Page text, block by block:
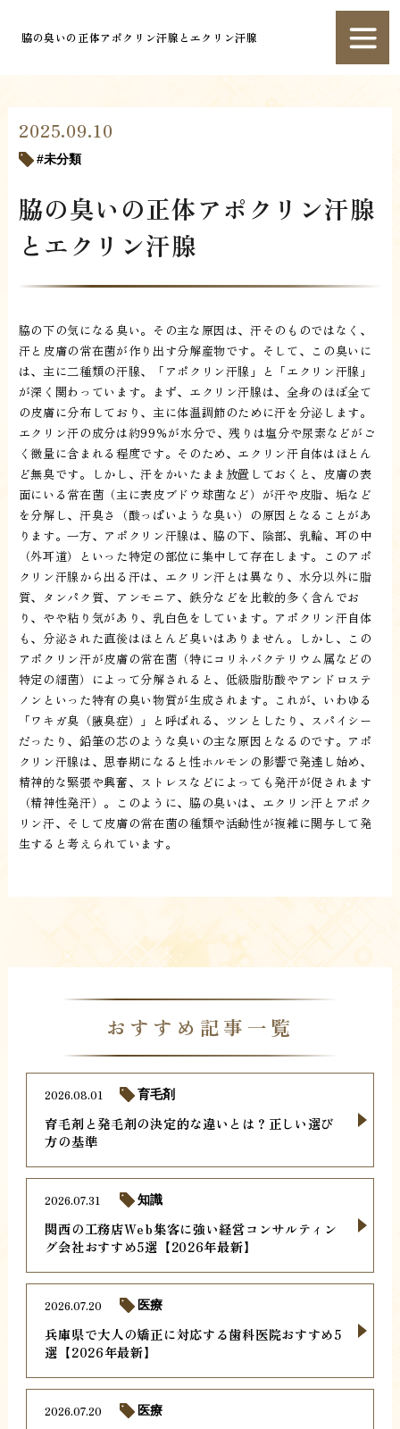
脇の臭いの正体アポクリン汗腺とエクリン汗腺
2025.09.10
未分類
脇の臭いの正体アポクリン汗腺
とエクリン汗腺
脇の下の気になる臭い。その主な原因は、汗そのものではなく、
汗と皮膚の常在菌が作り出す分解産物です。そして、この臭いに
は、主に二種類の汗腺、「アポクリン汗腺」と「エクリン汗腺」
が深く関わっています。まず、エクリン汗腺は、全身のほぼ全て
の皮膚に分布しており、主に体温調節のために汗を分泌します。
エクリン汗の成分は約99％が水分で、残りは塩分や尿素などがご
く微量に含まれる程度です。そのため、エクリン汗自体はほとん
ど無臭です。しかし、汗をかいたまま放置しておくと、皮膚の表
面にいる常在菌（主に表皮ブドウ球菌など）が汗や皮脂、垢など
を分解し、汗臭さ（酸っぱいような臭い）の原因となることがあ
ります。一方、アポクリン汗腺は、脇の下、陰部、乳輪、耳の中
（外耳道）といった特定の部位に集中して存在します。このアポ
クリン汗腺から出る汗は、エクリン汗とは異なり、水分以外に脂
質、タンパク質、アンモニア、鉄分などを比較的多く含んでお
り、やや粘り気があり、乳白色をしています。アポクリン汗自体
も、分泌された直後はほとんど臭いはありません。しかし、この
アポクリン汗が皮膚の常在菌（特にコリネバクテリウム属などの
特定の細菌）によって分解されると、低級脂肪酸やアンドロステ
ノンといった特有の臭い物質が生成されます。これが、いわゆる
「ワキガ臭（腋臭症）」と呼ばれる、ツンとしたり、スパイシー
だったり、鉛筆の芯のような臭いの主な原因となるのです。アポ
クリン汗腺は、思春期になると性ホルモンの影響で発達し始め、
精神的な緊張や興奮、ストレスなどによっても発汗が促されます
（精神性発汗）。このように、脇の臭いは、エクリン汗とアポク
リン汗、そして皮膚の常在菌の種類や活動性が複雑に関与して発
生すると考えられています。
おすすめ記事一覧
育毛剤と発毛剤の決定的な違いとは？正しい選び
方の基準
2026.08.01 育毛剤
関西の工務店Web集客に強い経営コンサルティン
グ会社おすすめ5選【2026年最新】
2026.07.31 知識
兵庫県で大人の矯正に対応する歯科医院おすすめ5
選【2026年最新】
2026.07.20 医療
2026.07.20 医療